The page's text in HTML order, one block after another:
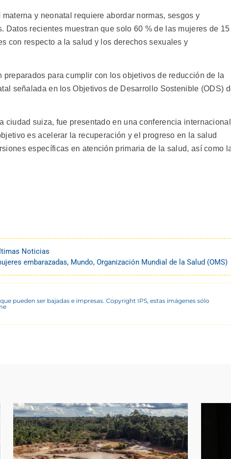
y neonatal requiere abordar normas, sesgos y
Datos recientes muestran que solo 60 % de las mujeres de 15
con respecto a la salud y los derechos sexuales y
preparados para cumplir con los objetivos de reducción de la
señalada en los Objetivos de Desarrollo Sostenible (ODS)
ciudad suiza, fue presentado en una conferencia internacional
es acelerar la recuperación y el progreso en la salud
específicas en atención primaria de la salud, así como
Noticias
embarazadas, Mundo, Organización Mundial de la Salud (OMS)
pueden ser bajadas e impresas. Copyright IPS, estas imágenes sólo